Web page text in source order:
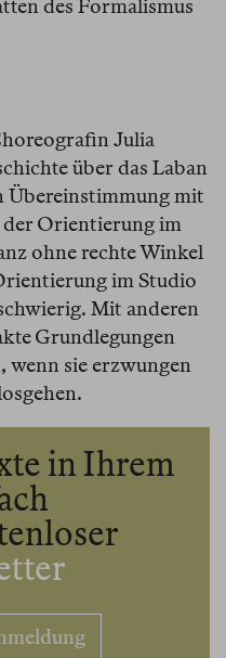
des Formalismus
Julia
über das Laban
Übereinstimmung mit
Orientierung im
ohne rechte Winkel
im Studio
Mit anderen
Grundlegungen
wenn sie erzwungen
in Ihrem